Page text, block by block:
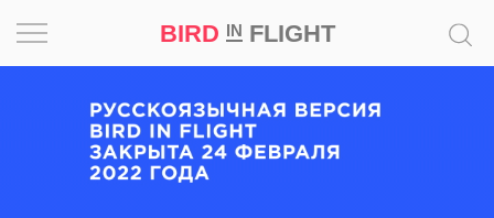
BIRD INFLIGHT